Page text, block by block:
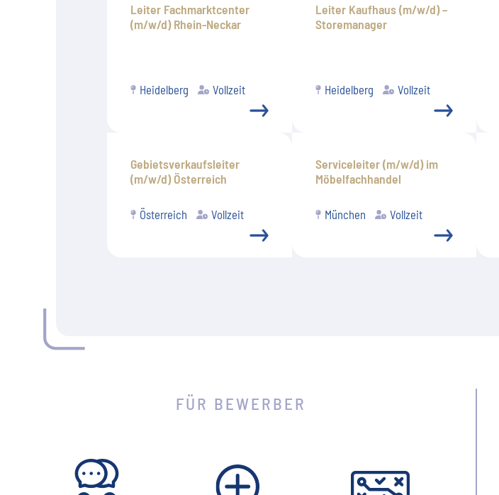
Leiter Fachmarktcenter
(m/w/d) Rhein-Neckar
Heidelberg Vollzeit
Leiter Kaufhaus (m/w/d) –
Storemanager
Heidelberg Vollzeit
Gebietsverkaufsleiter
(m/w/d) Österreich
Österreich Vollzeit
Serviceleiter (m/w/d) im
Möbelfachhandel
München Vollzeit
FÜR BEWERBER